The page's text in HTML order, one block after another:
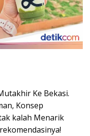
Ke Bekasi.
Konsep
kalah Menarik